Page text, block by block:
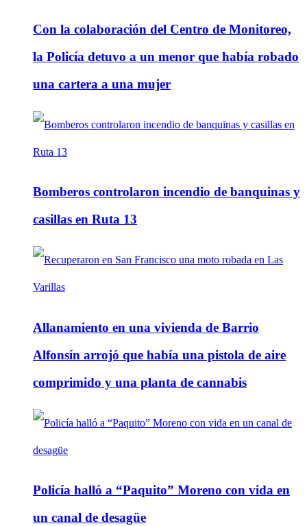
Con la colaboración del Centro de Monitoreo,
la Policía detuvo a un menor que había robado
una cartera a una mujer
Bomberos controlaron incendio de banquinas y
casillas en Ruta 13
Allanamiento en una vivienda de Barrio
Alfonsín arrojó que había una pistola de aire
comprimido y una planta de cannabis
Policía halló a “Paquito” Moreno con vida en
un canal de desagüe